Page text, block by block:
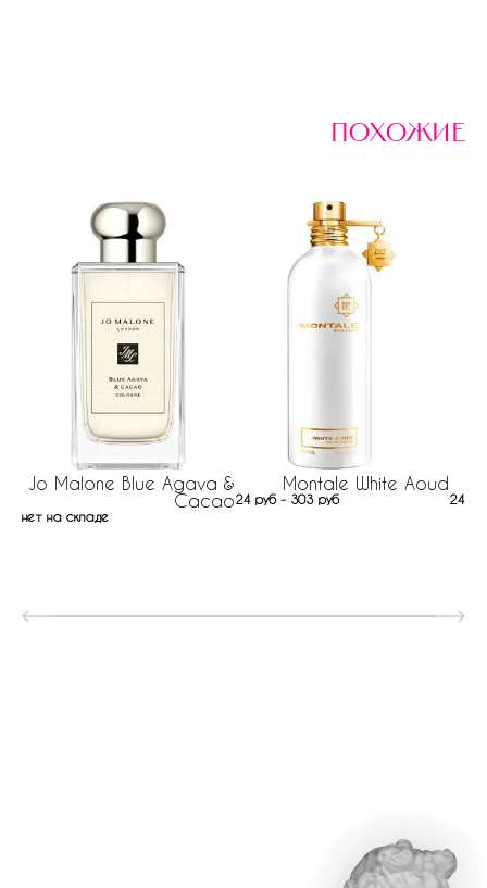
похожие
Jo Malone Blue Agava &
Cacao
нет на складе
Montale White Aoud
24 руб - 303 руб 241